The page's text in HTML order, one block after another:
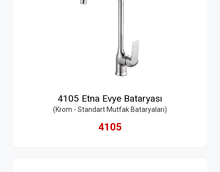
4105 Etna Evye Bataryası
(Krom - Standart Mutfak Bataryaları)
4105